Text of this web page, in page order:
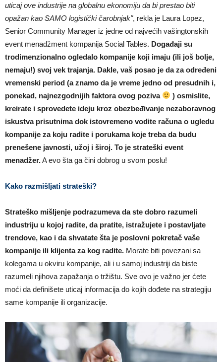
uticaj ove industrije na globalnu ekonomiju da bi prestao biti
opažan kao SAMO logistički čarobnjakʺ, rekla je Laura Lopez,
Senior Community Manager iz jedne od najvećih vašingtonskih
event menadžment kompanija Social Tables. Događaji su
trodimenzionalno ogledalo kompanije koji imaju (ili još bolje,
nemaju!) svoj vek trajanja. Dakle, vaš posao je da za određeni
vremenski period (a znamo da je vreme jedno od presudnih i,
ponekad, najnezgodnijih faktora ovog poziva
) osmislite,
kreirate i sprovedete ideju kroz obezbeđivanje nezaboravnog
iskustva prisutnima dok istovremeno vodite računa o ugledu
kompanije za koju radite i porukama koje treba da budu
prenešene javnosti, užoj i široj. To je strateški event
menadžer.A evo šta ga čini dobrog u svom poslu!
Kako razmišljati strateški?
Strateško mišljenje podrazumeva da ste dobro razumeli
industriju u kojoj radite, da pratite, istražujete i postavljate
trendove, kao i da shvatate šta je poslovni pokretač vaše
kompanije ili klijenta za kog radite. Morate biti povezani sa
kolegama u okviru kompanije, ali i u samoj industriji da biste
razumeli njihova zapažanja o tržištu. Sve ovo je važno jer ćete
moći da definišete uticaj informacija do kojih dođete na strategiju
same kompanije ili organizacije.